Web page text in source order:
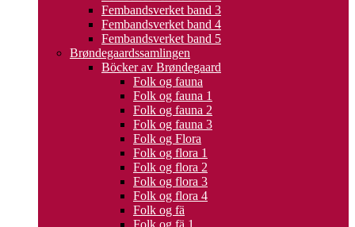
Fembandsverket band 3
Fembandsverket band 4
Fembandsverket band 5
Brøndegaardssamlingen
Böcker av Brøndegaard
Folk og fauna
Folk og fauna 1
Folk og fauna 2
Folk og fauna 3
Folk og Flora
Folk og flora 1
Folk og flora 2
Folk og flora 3
Folk og flora 4
Folk og fä
Folk og fä 1